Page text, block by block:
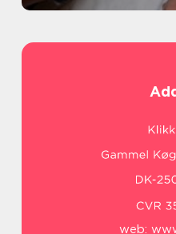
web: